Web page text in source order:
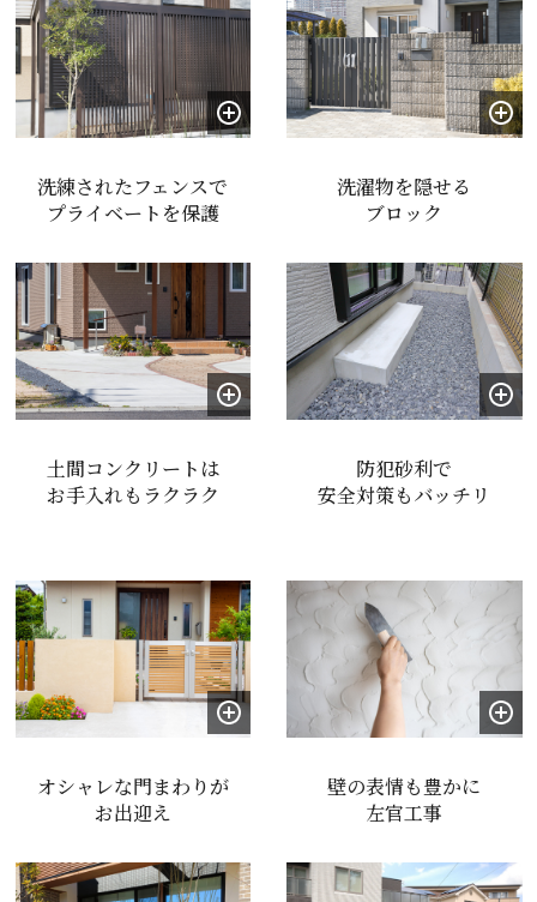
洗練されたフェンスで
プライベートを保護
洗濯物を隠せる
ブロック
土間コンクリートは
お手入れもラクラク
防犯砂利で
安全対策もバッチリ
オシャレな門まわりが
お出迎え
壁の表情も豊かに
左官工事